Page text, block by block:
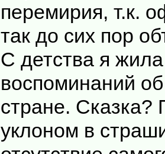
перемирия, т.к.
так до сих пор
С детства я
воспоминаний
стране. Сказка?
уклоном в